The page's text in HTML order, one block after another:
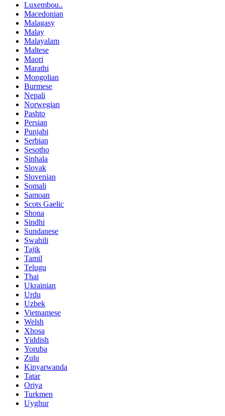
Luxembou..
Macedonian
Malagasy
Malay
Malayalam
Maltese
Maori
Marathi
Mongolian
Burmese
Nepali
Norwegian
Pashto
Persian
Punjabi
Serbian
Sesotho
Sinhala
Slovak
Slovenian
Somali
Samoan
Scots Gaelic
Shona
Sindhi
Sundanese
Swahili
Tajik
Tamil
Telugu
Thai
Ukrainian
Urdu
Uzbek
Vietnamese
Welsh
Xhosa
Yiddish
Yoruba
Zulu
Kinyarwanda
Tatar
Oriya
Turkmen
Uyghur